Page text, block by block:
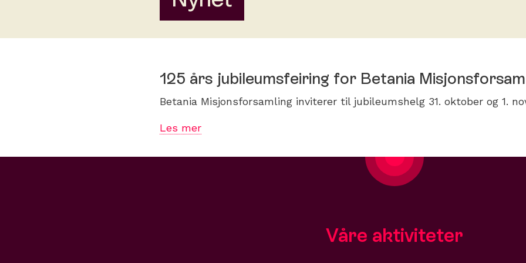
125 års jubileumsfeiring for Betania
Betania Misjonsforsamling inviterer til jubileumshelg 31. oktober og 1.
Les mer
Våre aktiviteter